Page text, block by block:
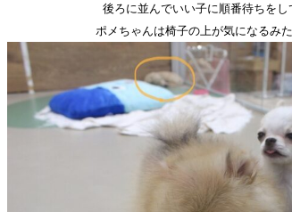
後ろに並んでいい子に順番待ちを
ポメちゃんは椅子の上が気になるみ